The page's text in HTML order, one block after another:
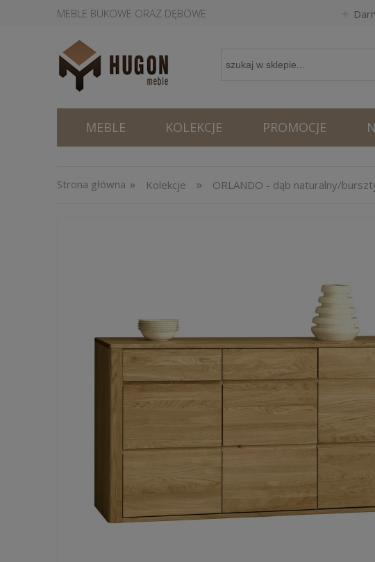
MEBLE BUKOWE ORAZ DĘBOWE
MEBLE KOLEKCJE PROMOCJE
Strona główna » Kolekcje » ORLANDO - dąb naturalny/